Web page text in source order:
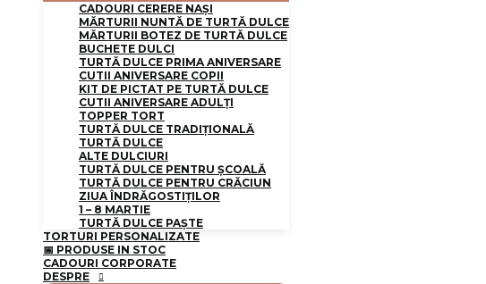
CADOURI CERERE NAȘI
MĂRTURII NUNTĂ DE TURTĂ DULCE
MĂRTURII BOTEZ DE TURTĂ DULCE
BUCHETE DULCI
TURTĂ DULCE PRIMA ANIVERSARE
CUTII ANIVERSARE COPII
KIT DE PICTAT PE TURTĂ DULCE
CUTII ANIVERSARE ADULȚI
TOPPER TORT
TURTĂ DULCE TRADIȚIONALĂ
TURTĂ DULCE
ALTE DULCIURI
TURTĂ DULCE PENTRU ȘCOALĂ
TURTĂ DULCE PENTRU CRĂCIUN
ZIUA ÎNDRĂGOSTIȚILOR
1 – 8 MARTIE
TURTĂ DULCE PAȘTE
TORTURI PERSONALIZATE
📅 PRODUSE IN STOC
CADOURI CORPORATE
DESPRE